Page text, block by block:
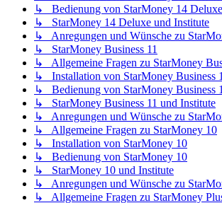
↳ Bedienung von StarMoney 14 Deluxe
↳ StarMoney 14 Deluxe und Institute
↳ Anregungen und Wünsche zu
↳ StarMoney Business 11
↳ Allgemeine Fragen zu StarMoney
↳ Installation von StarMoney Business
↳ Bedienung von StarMoney Business
↳ StarMoney Business 11 und Institute
↳ Anregungen und Wünsche zu
↳ Allgemeine Fragen zu StarMoney 10
↳ Installation von StarMoney 10
↳ Bedienung von StarMoney 10
↳ StarMoney 10 und Institute
↳ Anregungen und Wünsche zu
↳ Allgemeine Fragen zu StarMoney